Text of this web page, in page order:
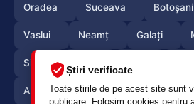
Știri verificate
Toate știrile de pe acest site sunt
publicare. Folosim cookies pentru
Oradea Suceava Botoșani
Vaslui Neamț Galați
Sibiu
Arges Maramures